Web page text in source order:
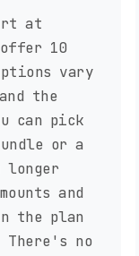
at
offer 10
vary
the
can pick
or a
longer
and
the plan
no